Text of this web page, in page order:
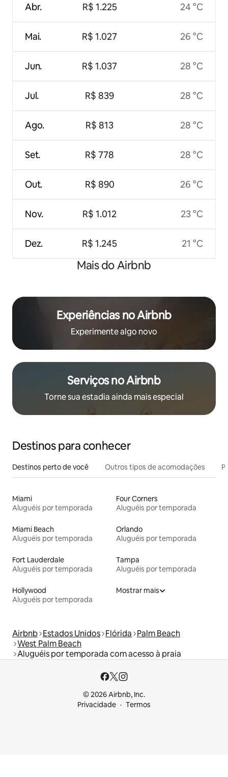
Abr.
Mai.
Jun.
Jul.
Ago.
Set.
Out.
Nov.
Dez.
R$ 1.225
R$ 1.027
R$ 1.037
R$ 839
R$ 813
R$ 778
R$ 890
R$ 1.012
R$ 1.245
24 °C
26 °C
28 °C
28 °C
28 °C
28 °C
26 °C
23 °C
21 °C
Mais do Airbnb
Experiências no Airbnb
Experimente algo novo
Serviços no Airbnb
Torne sua estadia ainda mais especial
Destinos para conhecer
Destinos perto de você Outros tipos de acomodações
Miami
Aluguéis por temporada
Four Corners
Aluguéis por temporada
Miami Beach
Aluguéis por temporada
Orlando
Aluguéis por temporada
Fort Lauderdale
Aluguéis por temporada
Tampa
Aluguéis por temporada
Hollywood
Aluguéis por temporada
Mostrar mais
Airbnb Estados Unidos Flórida Palm Beach
West Palm Beach
Aluguéis por temporada com acesso à praia
© 2026 Airbnb, Inc.
Privacidade
Termos